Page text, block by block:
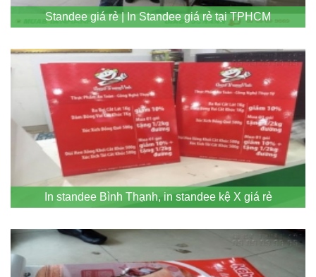
Standee giá rẻ | In Standee giá rẻ tại TPHCM
In standee Bình Thạnh, in standee kệ X giá rẻ